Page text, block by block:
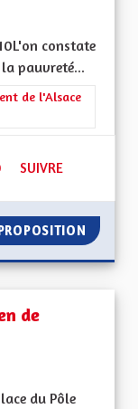
constate
pauvreté...
l'Education et
de l'Alsace
49 ABONNÉS
SUIVRE
MISE
de
du Pôle